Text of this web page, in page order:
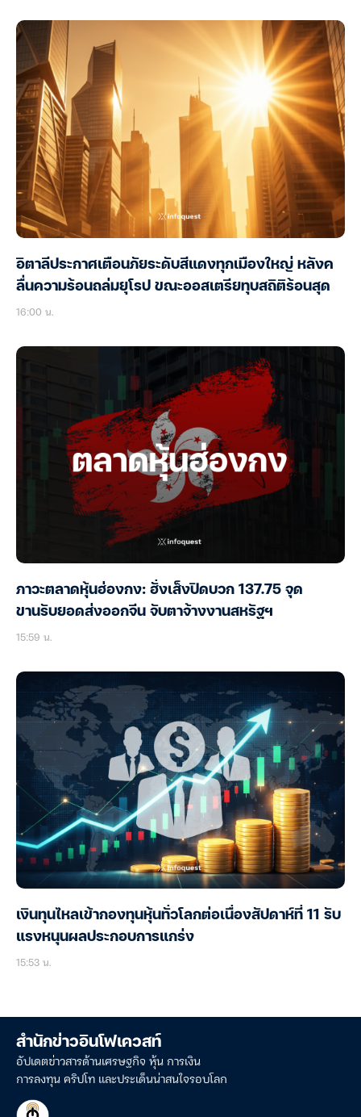
อิตาลีประกาศเตือนภัยระดับสีแดงทุกเมืองใหญ่ หลังค
ลื่นความร้อนถล่มยุโรป ขณะออสเตรียทุบสถิติร้อนสุด
16:00 น.
ภาวะตลาดหุ้นฮ่องกง: ฮั่งเส็งปิดบวก 137.75 จุด
ขานรับยอดส่งออกจีน จับตาจ้างงานสหรัฐฯ
15:59 น.
เงินทุนไหลเข้ากองทุนหุ้นทั่วโลกต่อเนื่องสัปดาห์ที่ 11 รับ
แรงหนุนผลประกอบการแกร่ง
15:53 น.
สำนักข่าวอินโฟเควสท์
อัปเดตข่าวสารด้านเศรษฐกิจ หุ้น การเงิน
การลงทุน คริปโท และประเด็นน่าสนใจรอบโลก